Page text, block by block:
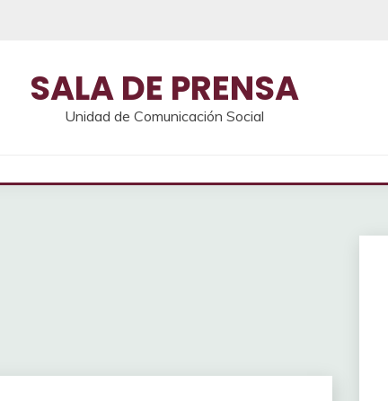
SALA DE PRENSA
Unidad de Comunicación Social